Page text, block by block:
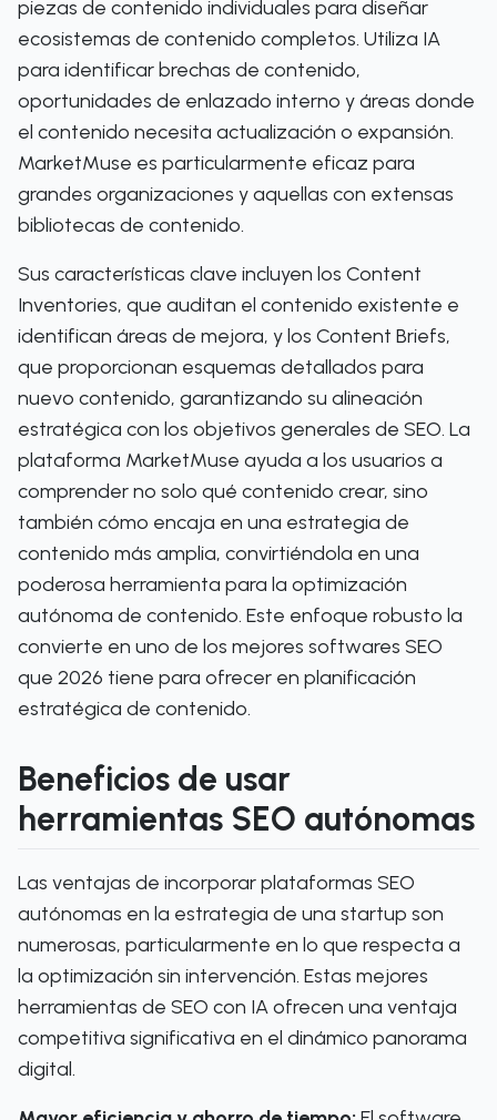
piezas de contenido individuales para diseñar
ecosistemas de contenido completos. Utiliza IA
para identificar brechas de contenido,
oportunidades de enlazado interno y áreas donde
el contenido necesita actualización o expansión.
MarketMuse es particularmente eficaz para
grandes organizaciones y aquellas con extensas
bibliotecas de contenido.
Sus características clave incluyen los Content
Inventories, que auditan el contenido existente e
identifican áreas de mejora, y los Content Briefs,
que proporcionan esquemas detallados para
nuevo contenido, garantizando su alineación
estratégica con los objetivos generales de SEO. La
plataforma MarketMuse ayuda a los usuarios a
comprender no solo qué contenido crear, sino
también cómo encaja en una estrategia de
contenido más amplia, convirtiéndola en una
poderosa herramienta para la optimización
autónoma de contenido. Este enfoque robusto la
convierte en uno de los mejores softwares SEO
que 2026 tiene para ofrecer en planificación
estratégica de contenido.
Beneficios de usar
herramientas SEO autónomas
Las ventajas de incorporar plataformas SEO
autónomas en la estrategia de una startup son
numerosas, particularmente en lo que respecta a
la optimización sin intervención. Estas mejores
herramientas de SEO con IA ofrecen una ventaja
competitiva significativa en el dinámico panorama
digital.